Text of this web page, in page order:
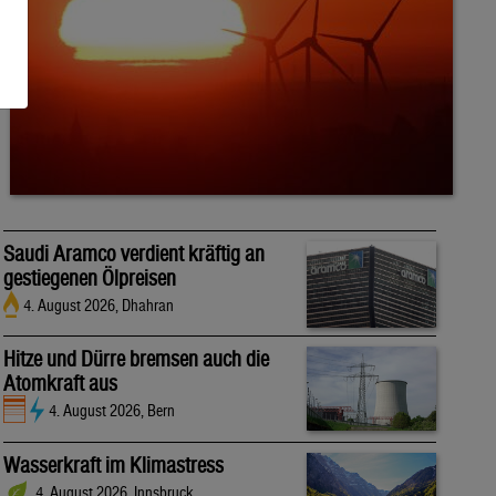
Saudi Aramco verdient kräftig an
gestiegenen Ölpreisen
4. August 2026, Dhahran
Hitze und Dürre bremsen auch die
Atomkraft aus
4. August 2026, Bern
Wasserkraft im Klimastress